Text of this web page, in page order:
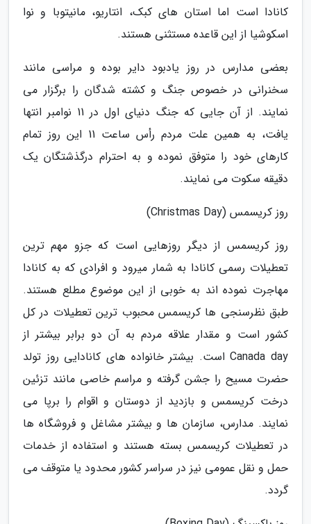
کانادا است اما استان های کبک، انتاریو، مانیتوبا و نوا
اسکوشیا از این قاعده مستثنی هستند.
بعضی مدارس در روز یادبود دایر بوده و مراسی مانند
سخنرانی در خصوص جنگ و کشته شدگان را برگزار می
نمایند. از آن جایی که جنگ دنیای اول در 11 نوامبر انتها
یافت، به همین علت مردم رأس ساعت 11 این روز تمام
کارهای خود را متوفق نموده و به احترام درگذشتگان یک
دقیقه سکوت می نمایند.
روز کریسمس (Christmas Day)
روز کریسمس از دیگر روزهایی است که جزو مهم ترین
تعطیلات رسمی کانادا به شمار میرود و افرادی که به کانادا
مهاجرت نموده اند به خوبی از این موضوع مطلع هستند.
طبق نظرسنجی ها کریسمس محبوب ترین تعطیلات در کل
کشور است و مقدار علاقه مردم به آن دو برابر بیشتر از
Canada day است. بیشتر خانواده های کانادایی روز تولد
حضرت مسیح را جشن گرفته و مراسم خاصی مانند تزئین
درخت کریسمس و بازدید از دوستان و اقوام را برپا می
نمایند. مدارس، سازمان ها و بیشتر مشاغل و فروشگاه ها
در تعطیلات کریسمس بسته هستند و استفاده از خدمات
حمل و نقل عمومی نیز در سراسر کشور محدود یا متوقف می
گردد.